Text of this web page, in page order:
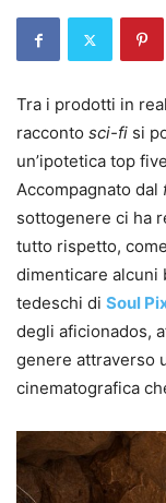
Tra i prodotti in
racconto sci-fi si
un’ipotetica top
Accompagnato dal
sottogenere ci ha
tutto rispetto, come
dimenticare alcuni
tedeschi di Soul
degli aficionados,
genere attraverso
cinematografica